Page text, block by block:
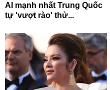
AI mạnh nhất Trung Quốc
tự 'vượt rào' thử...